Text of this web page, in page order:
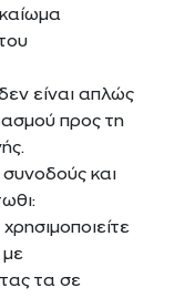
είναι απλώς
προς τη
και
τα σε